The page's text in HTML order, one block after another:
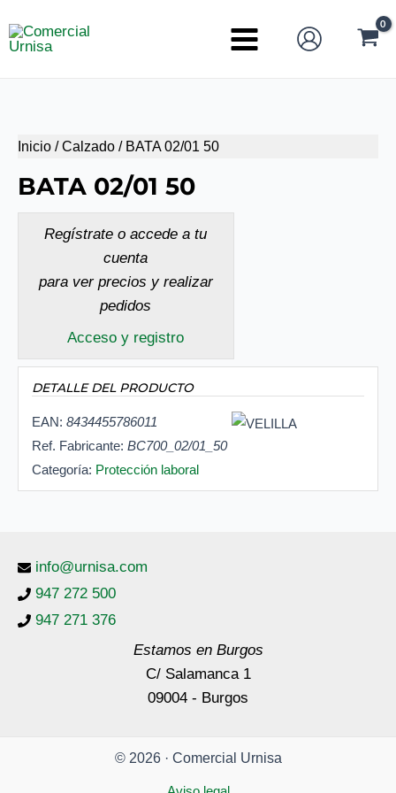
al
Main
Inicio /Calzado / BATA 02/01 50
BATA 02/01 50
Regístrate o accede a tu
cuenta
para ver precios y realizar
pedidos
Acceso y registro
DETALLE DEL PRODUCTO
EAN: 8434455786011
Ref. Fabricante: BC700_02/01_50
Categoría: Protección laboral
info@urnisa.com
947 272 500
947 271 376
Estamos en Burgos
C/ Salamanca 1
09004 - Burgos
© 2026 · Comercial Urnisa